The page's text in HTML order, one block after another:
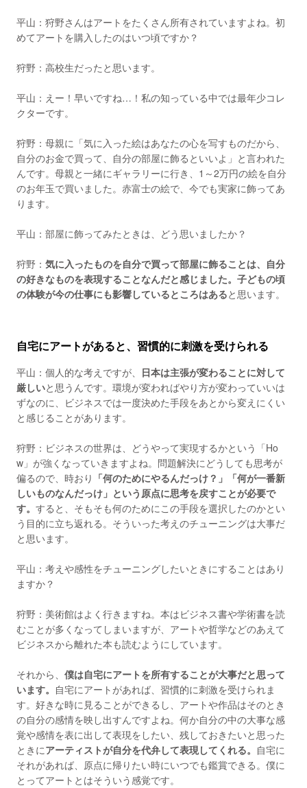
平山：狩野さんはアートをたくさん所有されていますよね。初
めてアートを購入したのはいつ頃ですか？
狩野：高校生だったと思います。
平山：えー！早いですね…！私の知っている中では最年少コレ
クターです。
狩野：母親に「気に入った絵はあなたの心を写すものだから、
自分のお金で買って、自分の部屋に飾るといいよ」と言われた
んです。母親と一緒にギャラリーに行き、1～2万円の絵を自分
のお年玉で買いました。赤富士の絵で、今でも実家に飾ってあ
ります。
平山：部屋に飾ってみたときは、どう思いましたか？
狩野： 気に入ったものを自分で買って部屋に飾ることは、自分
の好きなものを表現することなんだと感じました。子どもの頃
の体験が今の仕事にも影響しているところはあると思います。
自宅にアートがあると、習慣的に刺激を受けられる
平山：個人的な考えですが、 日本は主張が変わることに対して
厳しいと思うんです。環境が変わればやり方が変わっていいは
ずなのに、ビジネスでは一度決めた手段をあとから変えにくい
と感じることがあります。
狩野：ビジネスの世界は、どうやって実現するかという「Ho
w」が強くなっていきますよね。問題解決にどうしても思考が
偏るので、時おり 「何のためにやるんだっけ？」「何が一番新
しいものなんだっけ」という原点に思考を戻すことが必要で
す。 すると、そもそも何のためにこの手段を選択したのかとい
う目的に立ち返れる。そういった考えのチューニングは大事だ
と思います。
平山：考えや感性をチューニングしたいときにすることはあり
ますか？
狩野：美術館はよく行きますね。本はビジネス書や学術書を読
むことが多くなってしまいますが、アートや哲学などのあえて
ビジネスから離れた本も読むようにしています。
それから、 僕は自宅にアートを所有することが大事だと思って
います。 自宅にアートがあれば、習慣的に刺激を受けられま
す。好きな時に見ることができるし、アートや作品はそのとき
の自分の感情を映し出すんですよね。何か自分の中の大事な感
覚や感情を表に出して表現をしたい、残しておきたいと思った
ときにアーティストが自分を代弁して表現してくれる。 自宅に
それがあれば、原点に帰りたい時にいつでも鑑賞できる。僕に
とってアートとはそういう感覚です。